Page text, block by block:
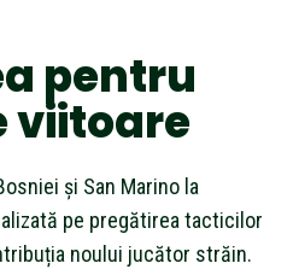
pentru
viitoare
și San Marino la
pe pregătirea tacticilor
noului jucător străin.